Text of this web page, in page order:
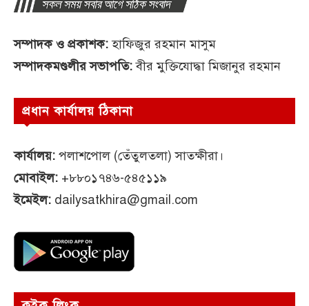
সম্পাদক ও প্রকাশক:হাফিজুর রহমান মাসুম
সম্পাদকমণ্ডলীর সভাপতি:বীর মুক্তিযোদ্ধা মিজানুর রহমান
প্রধান কার্যালয় ঠিকানা
কার্যালয়: পলাশপোল (তেঁতুলতলা) সাতক্ষীরা।
মোবাইল: +৮৮০১৭৪৬-৫৪৫১১৯
ইমেইল: dailysatkhira@gmail.com